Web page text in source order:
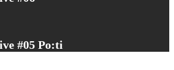
#05 Po:ti